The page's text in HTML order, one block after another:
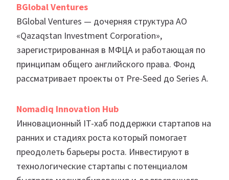
BGlobal Ventures
BGlobal Ventures — дочерняя структура АО
«Qazaqstan Investment Corporation»,
зарегистрированная в МФЦА и работающая по
принципам общего английского права. Фонд
рассматривает проекты от Pre-Seed до Series A.
Nomadiq Innovation Hub
Инновационный IT-хаб поддержки стартапов на
ранних и стадиях роста который помогает
преодолеть барьеры роста. Инвестируют в
технологические стартапы с потенциалом